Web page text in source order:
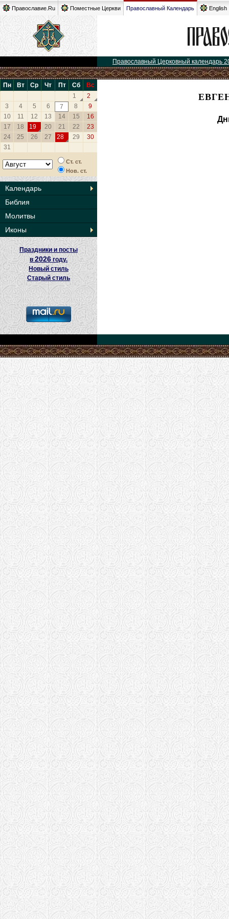
Православие.Ru Поместные Церкви Православный Календарь English
Православный Церковный календарь
Пн Вт Ср Чт Пт Сб
Вс
1
2
3
4 5 6 7 8
9
10
11 12 13 14 15
16
17
18 19 20 21 22
23
24
25 26 27 28 29
30
31
Ст. ст.
Нов. ст.
Календарь
Библия
Молитвы
Иконы
Праздники и посты
в2026 году.
Новый стиль
Старый стиль